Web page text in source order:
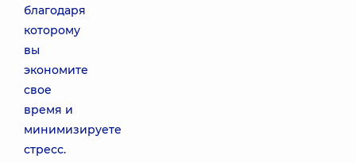
благодаря
которому
вы
экономите
свое
время и
минимизируете
стресс.